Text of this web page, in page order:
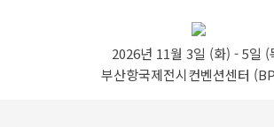
2026년 11월 3일 (화) - 5일 (
부산항국제전시컨벤션센터